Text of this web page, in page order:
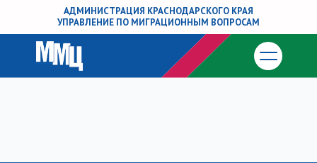
АДМИНИСТРАЦИЯ КРАСНОДАРСКОГО КРАЯ
УПРАВЛЕНИЕ ПО МИГРАЦИОННЫМ ВОПРОСАМ